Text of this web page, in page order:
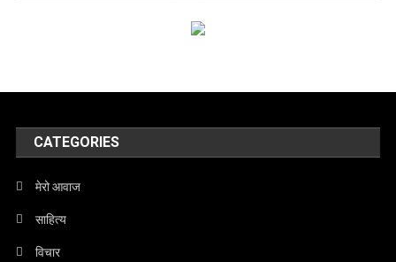
CATEGORIES
मेरो आवाज
साहित्य
विचार